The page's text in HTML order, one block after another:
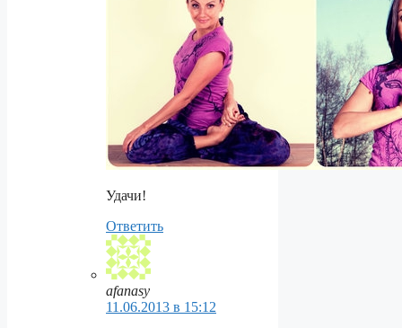
Удачи!
Ответить
afanasy
11.06.2013 в 15:12